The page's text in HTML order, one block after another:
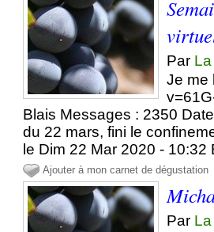
Par
Je me
Blais Messages : 2350
du 22 mars, fini le
le Dim 22 Mar 2020 - 10:32
Ajouter à mon carnet de dégustation
Par